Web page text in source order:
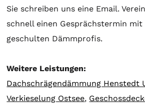
Sie schreiben uns eine Email.
schnell einen Gesprächstermin
geschulten Dämmprofis.
Weitere Leistungen:
Dachschrägendämmung Henstedt
Verkieselung Ostsee,